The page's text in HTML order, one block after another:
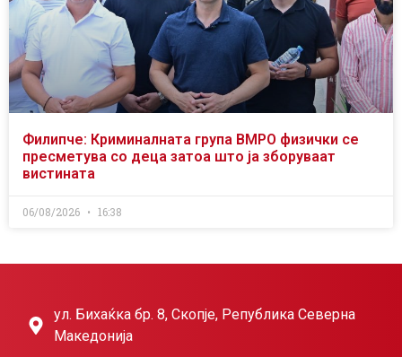
Филипче: Криминалната група ВМРО физички се
пресметува со деца затоа што ја зборуваат
вистината
06/08/2026 16:38
ул. Бихаќка бр. 8, Скопје, Република Северна
Македонија